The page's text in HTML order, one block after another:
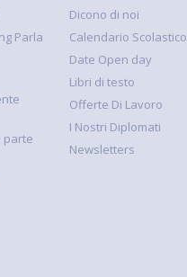
Parla
parte
Dicono di noi
Calendario Scolastico
Date Open day
Libri di testo
Offerte Di Lavoro
I Nostri Diplomati
Newsletters